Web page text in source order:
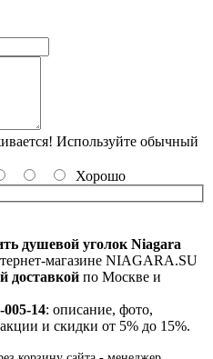
Используйте обычный
Хорошо
душевой уголок Niagara
магазине NIAGARA.SU
доставкой по Москве и
14: описание, фото,
и скидки от 5% до 15%.